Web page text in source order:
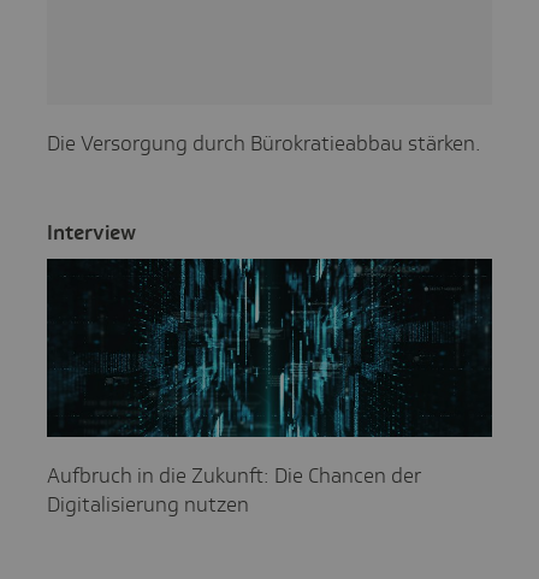
Die Versorgung durch Bürokratieabbau stärken.
Inter­view
Aufbruch in die Zukunft: Die Chancen der
Digitalisierung nutzen